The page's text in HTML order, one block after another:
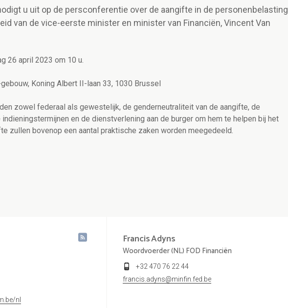
u uit op de persconferentie over de aangifte in de personenbelasting
van de vice-eerste minister en minister van Financiën, Vincent Van
26 april 2023 om 10 u.
Koning Albert II-laan 33, 1030 Brussel
zowel federaal als gewestelijk, de genderneutraliteit van de aangifte, de
indieningstermijnen en de dienstverlening aan de burger om hem te helpen bij het
zullen bovenop een aantal praktische zaken worden meegedeeld.
nl
FrancisAdyns
Woordvoerder (NL) FOD Financiën
+32 470 76 22 44
francis.adyns@minfin.fed.be